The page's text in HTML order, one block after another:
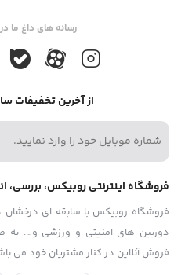
رسانه های داغ ما
از آخرین تخفیفات
فروشگاه اینترنتی روبیکس، بررسی،
فروشگاه روبیکس با سابقه ای درخشان
دوربین های امنیتی و ورزشی و….
فروش آنلاین در کنار مشتریان خود می